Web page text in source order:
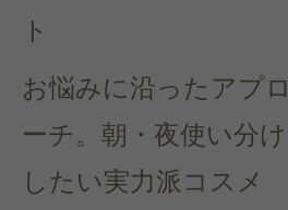
ト
お悩みに沿ったアプロ
ーチ。朝・夜使い分け
したい実力派コスメ